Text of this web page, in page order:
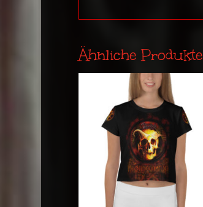
Ähnliche Produkte